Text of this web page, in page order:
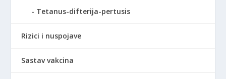
Tetanus-difterija-pertusis
Rizici i nuspojave
Sastav vakcina